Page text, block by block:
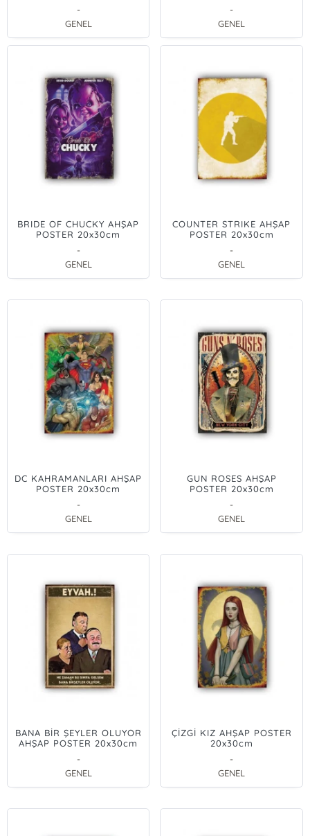
-
GENEL
-
GENEL
BRIDE OF CHUCKY AHŞAP
POSTER 20x30cm
-
GENEL
COUNTER STRIKE AHŞAP
POSTER 20x30cm
-
GENEL
DC KAHRAMANLARI AHŞAP
POSTER 20x30cm
-
GENEL
GUN ROSES AHŞAP
POSTER 20x30cm
-
GENEL
BANA BİR ŞEYLER OLUYOR
AHŞAP POSTER 20x30cm
-
GENEL
ÇİZGİ KIZ AHŞAP POSTER
20x30cm
-
GENEL